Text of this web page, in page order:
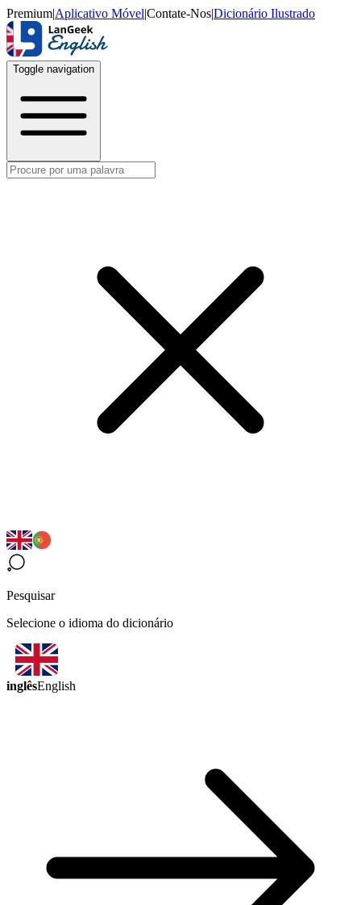
Premium|Aplicativo Móvel|Contate-Nos|Dicionário Ilustrado
Toggle navigation
Pesquisar
Selecione o idioma do dicionário
inglêsEnglish